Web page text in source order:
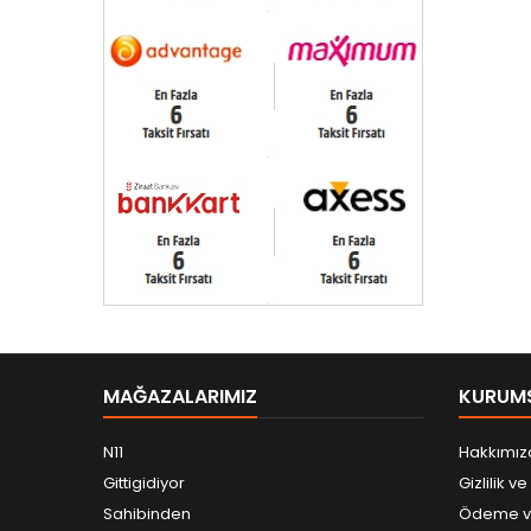
MAĞAZALARIMIZ
N11
Gittigidiyor
Sahibinden
Gizlilik
Ödeme